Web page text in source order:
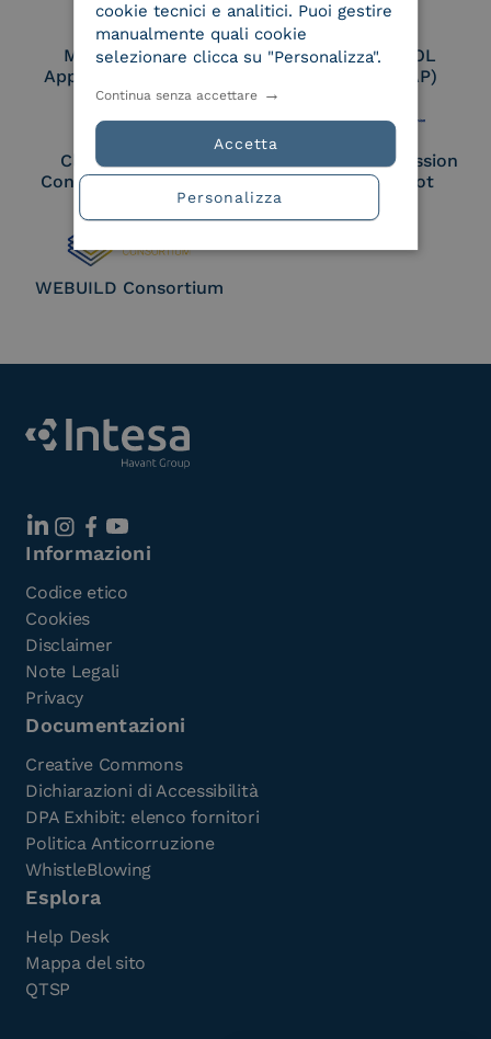
Membro Adobe
Approved Trust List
Certified PEPPOL
Access Point (AP)
Cloud Signature
Consortium Member
European Commission
Large Scale Pilot
WEBUILD Consortium
Informazioni
Codice etico
Cookies
Disclaimer
Note Legali
Privacy
Documentazioni
Creative Commons
Dichiarazioni di Accessibilità
DPA Exhibit: elenco fornitori
Politica Anticorruzione
WhistleBlowing
Esplora
Help Desk
Mappa del sito
QTSP
cookie tecnici e analitici. Puoi gestire
manualmente quali cookie
selezionare clicca su "Personalizza".
Accetta
Continua senza accettare
Personalizza